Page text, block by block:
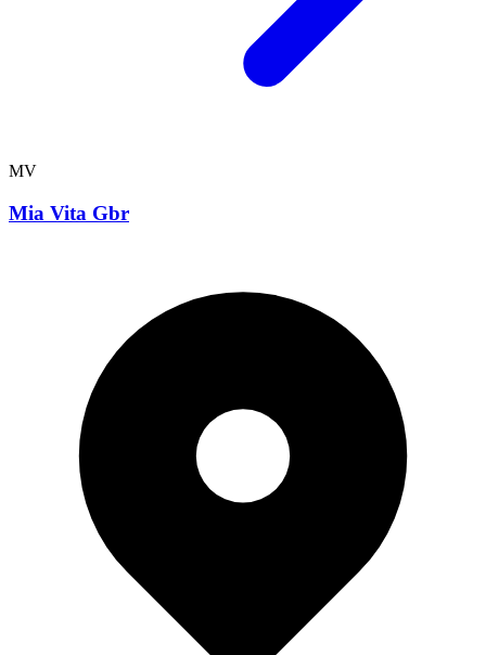
MV
Mia Vita Gbr